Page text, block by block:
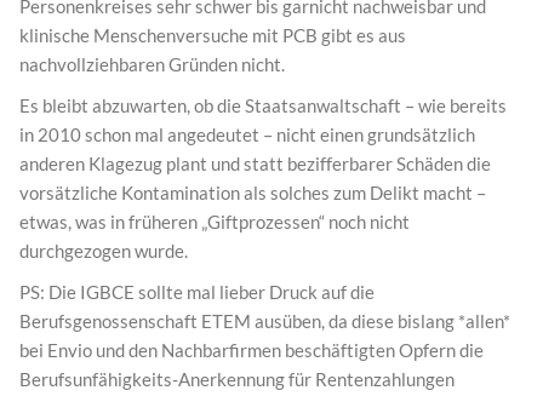
Personenkreises sehr schwer bis garnicht nachweisbar und
klinische Menschenversuche mit PCB gibt es aus
nachvollziehbaren Gründen nicht.
Es bleibt abzuwarten, ob die Staatsanwaltschaft – wie bereits
in 2010 schon mal angedeutet – nicht einen grundsätzlich
anderen Klagezug plant und statt bezifferbarer Schäden die
vorsätzliche Kontamination als solches zum Delikt macht –
etwas, was in früheren „Giftprozessen“ noch nicht
durchgezogen wurde.
PS: Die IGBCE sollte mal lieber Druck auf die
Berufsgenossenschaft ETEM ausüben, da diese bislang *allen*
bei Envio und den Nachbarfirmen beschäftigten Opfern die
Berufsunfähigkeits-Anerkennung für Rentenzahlungen